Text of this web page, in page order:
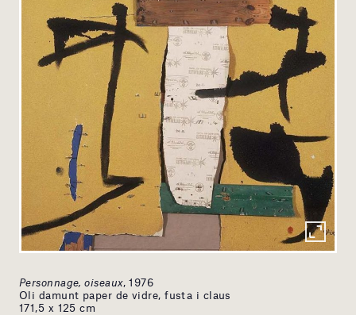
Personnage, oiseaux, 1976
Oli damunt paper de vidre, fusta i claus
171,5 x 125 cm